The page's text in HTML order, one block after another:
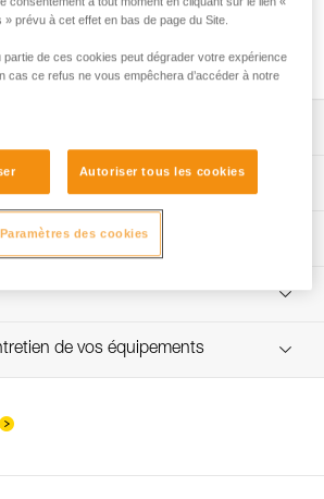
en ancrage pour
Technical Notice
découvrez ePPEcentre
EPI
EPI-GRILLON-procedure-FR
EPI-GRILLON-suivi-FR
de vos équipements
prévu à cet effet en bas de page du Site.
partie de ces cookies peut dégrader votre expérience
cas ce refus ne vous empêchera d’accéder à notre
Autoriser tous les cookies
Paramètres des cookies